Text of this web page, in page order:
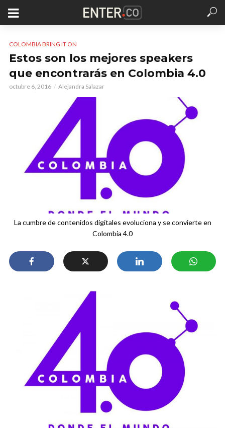
COLOMBIA BRING IT ON
Estos son los mejores speakers
que encontrarás en Colombia 4.0
octubre 6, 2016 Alejandra Salazar
La cumbre de contenidos digitales evoluciona y se convierte en
Colombia 4.0